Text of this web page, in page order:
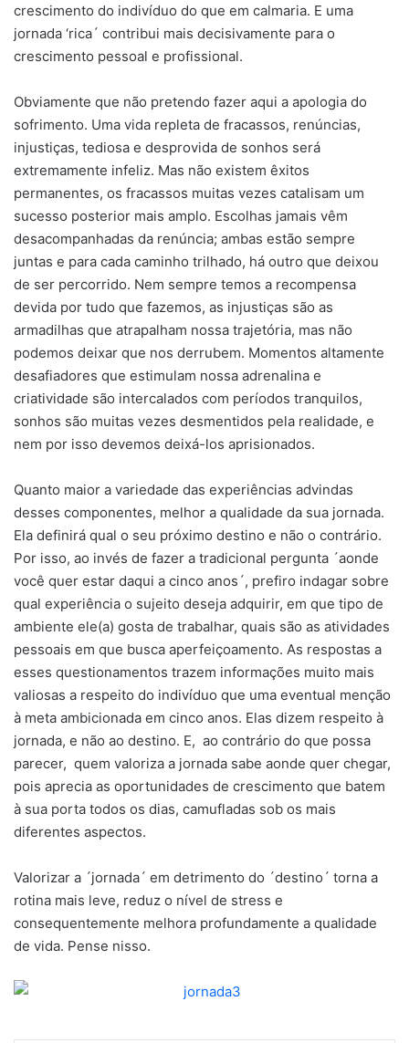
crescimento do indivíduo do que em calmaria. E uma
jornada ‘rica´ contribui mais decisivamente para o
crescimento pessoal e profissional.
Obviamente que não pretendo fazer aqui a apologia do
sofrimento. Uma vida repleta de fracassos, renúncias,
injustiças, tediosa e desprovida de sonhos será
extremamente infeliz. Mas não existem êxitos
permanentes, os fracassos muitas vezes catalisam um
sucesso posterior mais amplo. Escolhas jamais vêm
desacompanhadas da renúncia; ambas estão sempre
juntas e para cada caminho trilhado, há outro que deixou
de ser percorrido. Nem sempre temos a recompensa
devida por tudo que fazemos, as injustiças são as
armadilhas que atrapalham nossa trajetória, mas não
podemos deixar que nos derrubem. Momentos altamente
desafiadores que estimulam nossa adrenalina e
criatividade são intercalados com períodos tranquilos,
sonhos são muitas vezes desmentidos pela realidade, e
nem por isso devemos deixá-los aprisionados.
Quanto maior a variedade das experiências advindas
desses componentes, melhor a qualidade da sua jornada.
Ela definirá qual o seu próximo destino e não o contrário.
Por isso, ao invés de fazer a tradicional pergunta ´aonde
você quer estar daqui a cinco anos´, prefiro indagar sobre
qual experiência o sujeito deseja adquirir, em que tipo de
ambiente ele(a) gosta de trabalhar, quais são as atividades
pessoais em que busca aperfeiçoamento. As respostas a
esses questionamentos trazem informações muito mais
valiosas a respeito do indivíduo que uma eventual menção
à meta ambicionada em cinco anos. Elas dizem respeito à
jornada, e não ao destino. E, ao contrário do que possa
parecer, quem valoriza a jornada sabe aonde quer chegar,
pois aprecia as oportunidades de crescimento que batem
à sua porta todos os dias, camufladas sob os mais
diferentes aspectos.
Valorizar a ´jornada´ em detrimento do ´destino´ torna a
rotina mais leve, reduz o nível de stress e
consequentemente melhora profundamente a qualidade
de vida. Pense nisso.